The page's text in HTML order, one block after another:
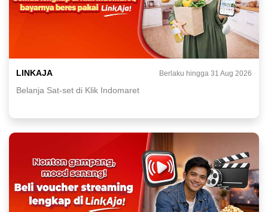
LINKAJA Berlaku hingga 31 Aug 2026
Belanja Sat-set di Klik Indomaret